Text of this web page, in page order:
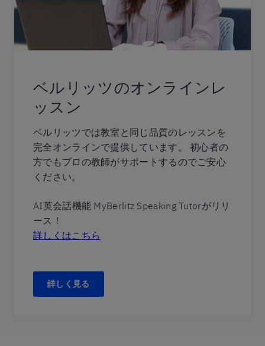
ベルリッツのオンラインレ
ッスン
ベルリッツでは教室と同じ品質のレッスンを
完全オンラインで提供しています。 初心者の
方でもプロの教師がサポートするのでご安心
ください。
AI英会話機能 MyBerlitz Speaking Tutorがリリ
ース！
詳しくはこちら
詳しく見る